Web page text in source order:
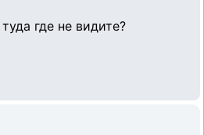
где не видите?